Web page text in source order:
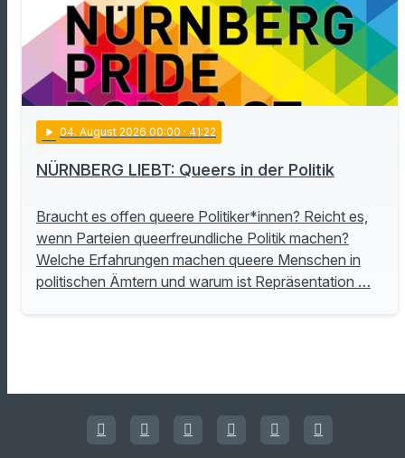
play_arrow 04. August 2026 00:00 · 41:22
NÜRNBERG LIEBT: Queers in der Politik
Braucht es offen queere Politiker*innen? Reicht es,
wenn Parteien queerfreundliche Politik machen?
Welche Erfahrungen machen queere Menschen in
politischen Ämtern und warum ist Repräsentation …